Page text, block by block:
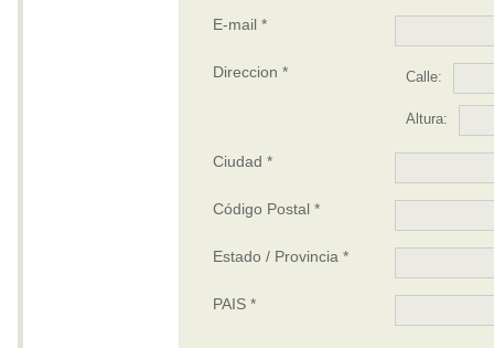
E-mail *
Direccion * Calle:
Altura:
Ciudad *
Código Postal *
Estado / Provincia *
PAIS *